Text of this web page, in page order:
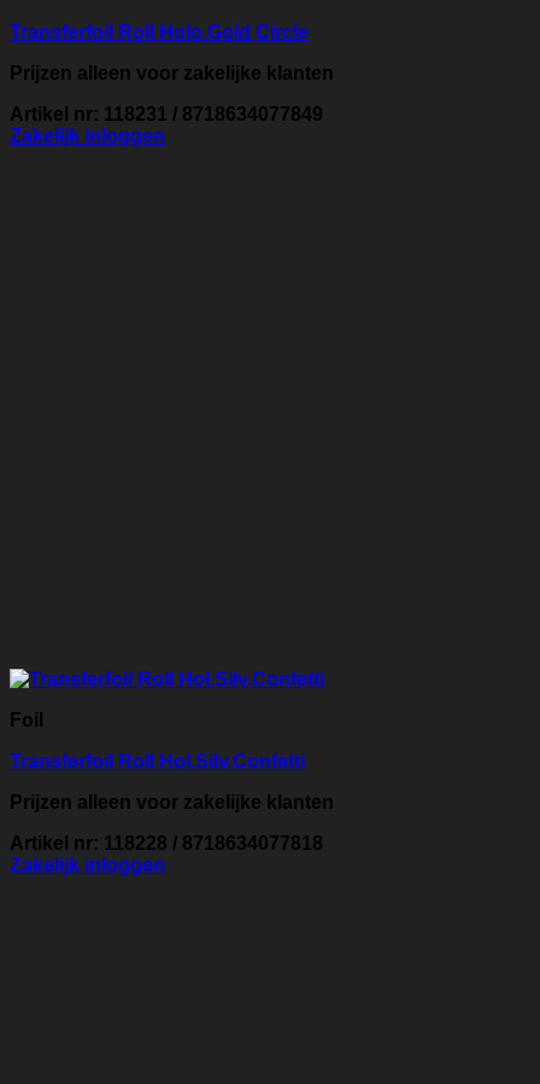
Transferfoil Roll Holo.Gold Circle
Prijzen alleen voor zakelijke klanten
Artikel nr: 118231 / 8718634077849
Zakelijk inloggen
Foil
Transferfoil Roll Hol.Silv.Confetti
Prijzen alleen voor zakelijke klanten
Artikel nr: 118228 / 8718634077818
Zakelijk inloggen